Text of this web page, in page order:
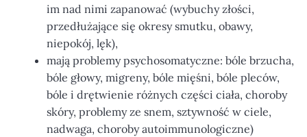
im nad nimi zapanować (wybuchy złości,
przedłużające się okresy smutku, obawy,
niepokój, lęk),
mają problemy psychosomatyczne: bóle brzucha,
bóle głowy, migreny, bóle mięśni, bóle pleców,
bóle i drętwienie różnych części ciała, choroby
skóry, problemy ze snem, sztywność w ciele,
nadwaga, choroby autoimmunologiczne)